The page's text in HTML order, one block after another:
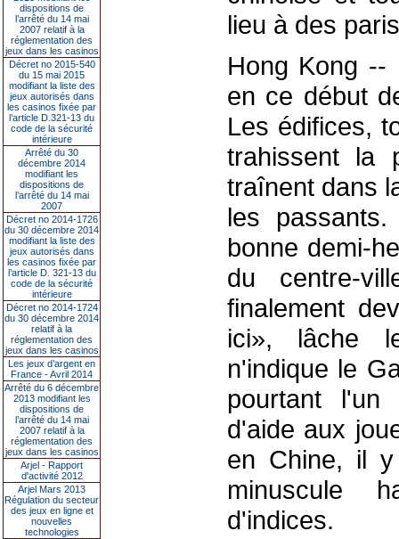
dispositions de
l’arrêté du 14 mai
2007 relatif à la
réglementation des
jeux dans les casinos
Décret no 2015-540
du 15 mai 2015
modifiant la liste des
jeux autorisés dans
les casinos fixée par
l’article D.321-13 du
code de la sécurité
intérieure
Arrêté du 30
décembre 2014
modifiant les
dispositions de
l’arrêté du 14 mai
2007
Décret no 2014-1726
du 30 décembre 2014
modifiant la liste des
jeux autorisés dans
les casinos fixée par
l’article D. 321-13 du
code de la sécurité
intérieure
Décret no 2014-1724
du 30 décembre 2014
relatif à la
réglementation des
jeux dans les casinos
Les jeux d’argent en
France - Avril 2014
Arrêté du 6 décembre
2013 modifiant les
dispositions de
l’arrêté du 14 mai
2007 relatif à la
réglementation des
jeux dans les casinos
Arjel - Rapport
d'activité 2012
Arjel Mars 2013
Régulation du secteur
des jeux en ligne et
nouvelles
technologies
lieu à des
Hong Kong --
en ce début
Les édifices,
trahissent la
traînent dans
les
bonne demi-
du centre-
finalement
ici», lâche
n'indique le
pourtant l'un
d'aide aux
en Chine, il
minuscule
d'indices.